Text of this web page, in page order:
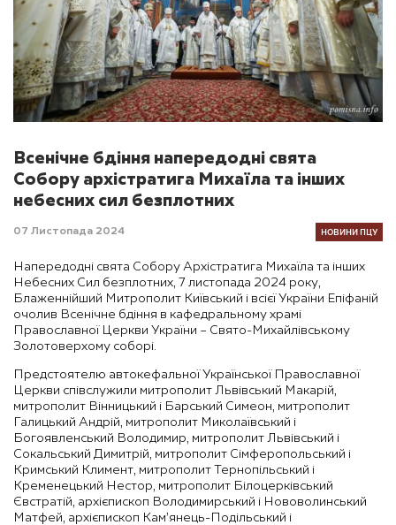
Всенічне бдіння напередодні свята
Собору архістратига Михаїла та інших
небесних сил безплотних
07 Листопада 2024 НОВИНИ ПЦУ
Напередодні свята Собору Архістратига Михаїла та інших
Небесних Сил безплотних, 7 листопада 2024 року,
Блаженнійший Митрополит Київський і всієї України Епіфаній
очолив Всенічне бдіння в кафедральному храмі
Православної Церкви України – Свято-Михайлівському
Золотоверхому соборі.
Предстоятелю автокефальної Української Православної
Церкви співслужили митрополит Львівський Макарій,
митрополит Вінницький і Барський Симеон, митрополит
Галицький Андрій, митрополит Миколаївський і
Богоявленський Володимир, митрополит Львівський і
Сокальський Димитрій, митрополит Сімферопольський і
Кримський Климент, митрополит Тернопільський і
Кременецький Нестор, митрополит Білоцерківський
Євстратій, архієпископ Володимирський і Нововолинський
Матфей, архієпископ Кам’янець-Подільський і